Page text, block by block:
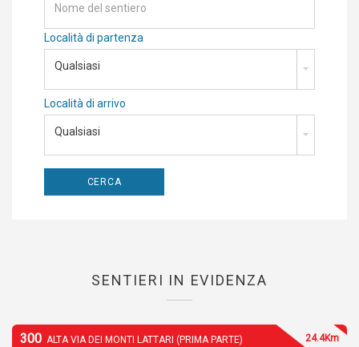
Località di partenza
Qualsiasi
Località di arrivo
Qualsiasi
SENTIERI IN EVIDENZA
300 ALTA VIA DEI MONTI LATTARI (PRIMA PARTE) 24.4Km